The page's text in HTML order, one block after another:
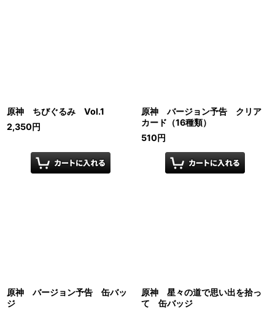
原神 ちびぐるみ Vol.1
2,350円
原神 バージョン予告 クリア
カード（16種類）
510円
原神 バージョン予告 缶バッ
ジ
原神 星々の道で思い出を拾っ
て 缶バッジ